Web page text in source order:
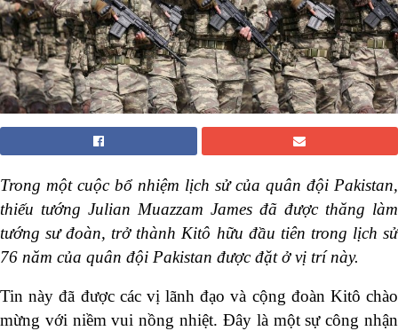
Trong một cuộc bổ nhiệm lịch sử của quân đội Pakistan,
thiếu tướng Julian Muazzam James đã được thăng làm
tướng sư đoàn, trở thành Kitô hữu đầu tiên trong lịch sử
76 năm của quân đội Pakistan được đặt ở vị trí này.
Tin này đã được các vị lãnh đạo và cộng đoàn Kitô chào
mừng với niềm vui nồng nhiệt. Đây là một sự công nhận